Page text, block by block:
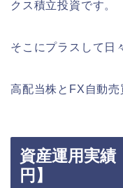
クス積立投資です。
そこにプラスして日
高配当株とFX自動売
資産運用実
円】